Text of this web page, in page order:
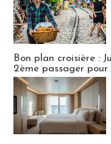
Bon plan croisière :
2ème passager